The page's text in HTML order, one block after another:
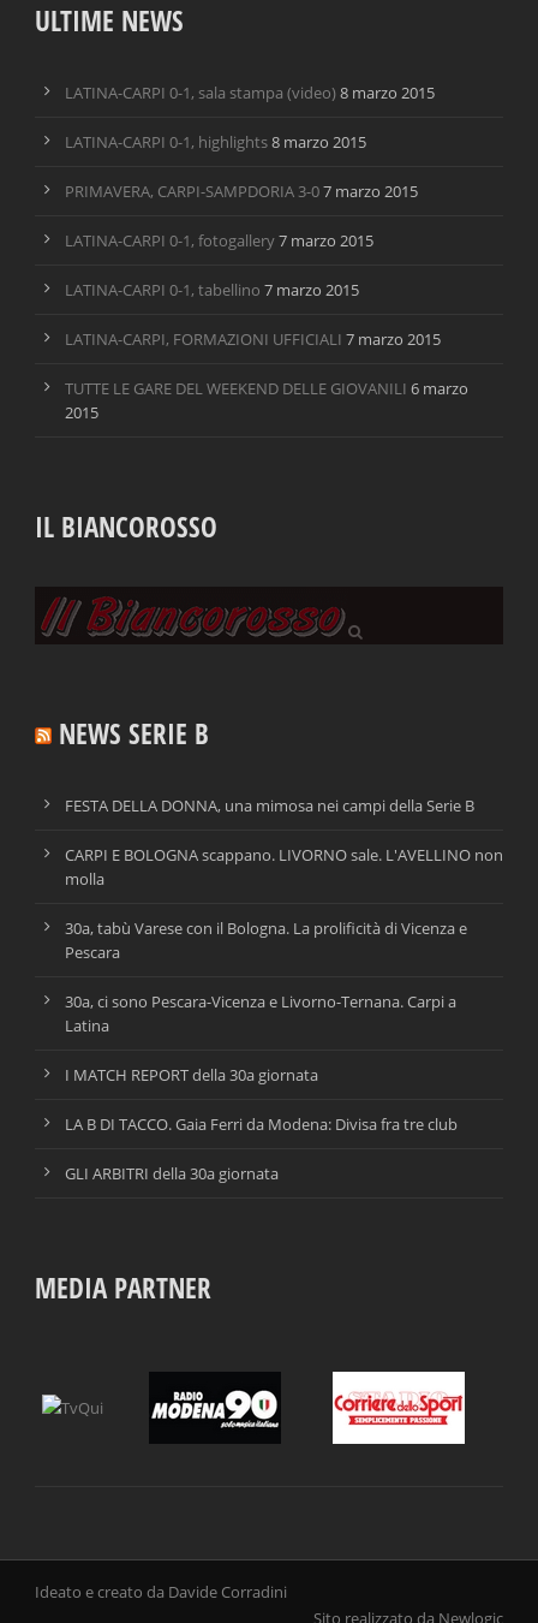
ULTIME NEWS
LATINA-CARPI 0-1, sala stampa (video)8 marzo 2015
LATINA-CARPI 0-1, highlights8 marzo 2015
PRIMAVERA, CARPI-SAMPDORIA 3-07 marzo 2015
LATINA-CARPI 0-1, fotogallery7 marzo 2015
LATINA-CARPI 0-1, tabellino 7 marzo 2015
LATINA-CARPI, FORMAZIONI UFFICIALI 7 marzo 2015
TUTTE LE GARE DEL WEEKEND DELLE GIOVANILI 6 marzo
2015
IL BIANCOROSSO
NEWS SERIE B
FESTA DELLA DONNA, una mimosa nei campi della Serie B
CARPI E BOLOGNA scappano. LIVORNO sale. L'AVELLINO non
molla
30a, tabù Varese con il Bologna. La prolificità di Vicenza e
Pescara
30a, ci sono Pescara-Vicenza e Livorno-Ternana. Carpi a
Latina
I MATCH REPORT della 30a giornata
LA B DI TACCO. Gaia Ferri da Modena: Divisa fra tre club
GLI ARBITRI della 30a giornata
MEDIA PARTNER
Ideato e creato da Davide Corradini
Sito realizzato da Newlogic